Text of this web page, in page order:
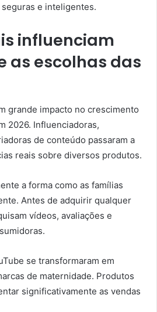
e inteligentes.
influenciam
as escolhas das
grande impacto no crescimento
2026. Influenciadoras,
de conteúdo passaram a
reais sobre diversos produtos.
a forma como as famílias
Antes de adquirir qualquer
vídeos, avaliações e
se transformaram em
de maternidade. Produtos
significativamente as vendas